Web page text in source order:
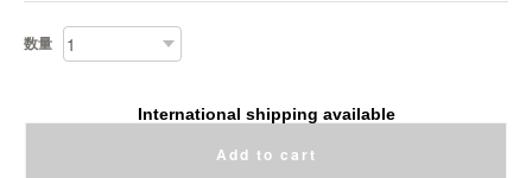
数量
International shipping available
Add to cart